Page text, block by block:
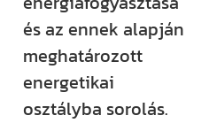
és az ennek alapján
meghatározott
energetikai
osztályba sorolás.